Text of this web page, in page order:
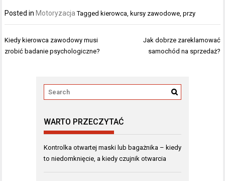
Posted in Motoryzacja Tagged kierowca, kursy zawodowe,przy
Nawigacja
wpisu
Kiedy kierowca zawodowy musi
zrobić badanie psychologiczne?
Jak dobrze zareklamować
samochód na sprzedaż?
WARTO PRZECZYTAĆ
Kontrolka otwartej maski lub bagażnika – kiedy
to niedomknięcie, a kiedy czujnik otwarcia